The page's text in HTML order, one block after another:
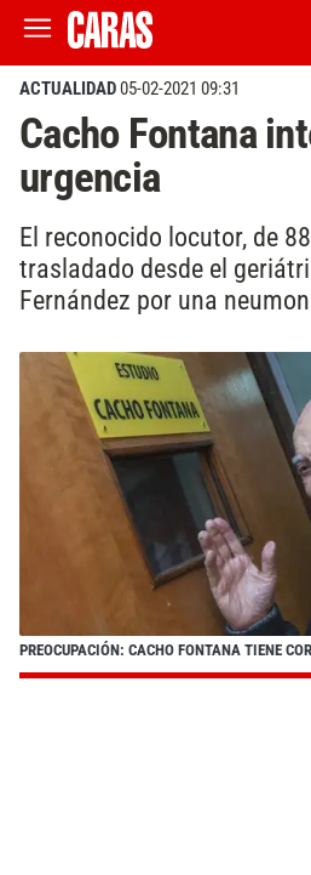
ACTUALIDAD05-02-2021 09:31
Cacho Fontana
urgencia
El reconocido locutor, de
trasladado desde el
Fernández por una
PREOCUPACIÓN: CACHO FONTANA TIENE